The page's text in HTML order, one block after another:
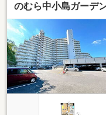
のむら中小島ガーデ